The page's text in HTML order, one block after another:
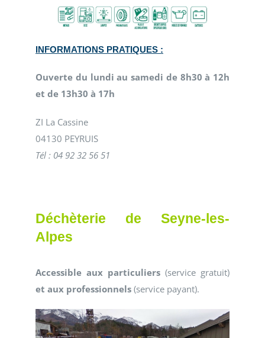
INFORMATIONS PRATIQUES :
Ouverte du lundi au samedi de 8h30 à 12h
et de 13h30 à 17h
ZI La Cassine
04130 PEYRUIS
Tél : 04 92 32 56 51
Déchèterie de Seyne-les-
Alpes
Accessible aux particuliers (service gratuit)
et aux professionnels (service payant).